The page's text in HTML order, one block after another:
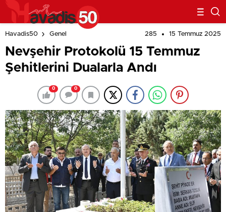
Havadis50 Genel 285 15 Temmuz 2025
Nevşehir Protokolü 15 Temmuz
Şehitlerini Dualarla Andı
0 0